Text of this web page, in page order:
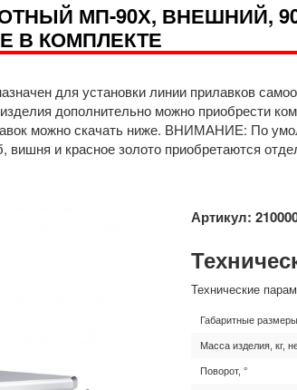
МП-90Х, ВНЕШНИЙ,
В КОМПЛЕКТЕ
для установки линии прилавков
дополнительно можно приобрести
можно скачать ниже. ВНИМАНИЕ: По
и красное золото приобретаются
Артикул:
Технические
Габаритные
Масса изделия, кг,
Поворот, °